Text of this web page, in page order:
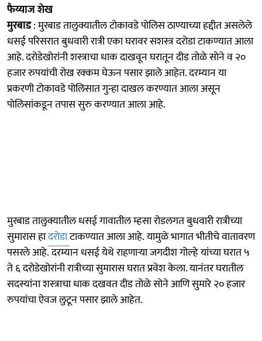
फैय्याज शेख
मुरबाड: मुरबाड तालुक्यातील टोकावडे पोलिस ठाण्याच्या हद्दीत असलेले
धसई परिसरात बुधवारी रात्री एका घरावर सशस्त्र दरोडा टाकण्यात आला
आहे. दरोडेखोरांनी शस्त्राचा धाक दाखवून घरातून दीड तोळे सोने व २०
हजार रुपयांची रोख रक्कम घेऊन पसार झाले आहेत. दरम्यान या
प्रकरणी टोकावडे पोलिसात गुन्हा दाखल करण्यात आला असून
पोलिसांकडून तपास सुरु करण्यात आला आहे.
मुरबाड तालुक्यातील धसई गावातील म्हसा रोडलगत बुधवारी रात्रीच्या
सुमारास हादरोडाटाकण्यात आला आहे. यामुळे भागात भीतीचे वातावरण
पसरले आहे. दरम्यान धसई येथे राहणाऱ्या जगदीश गोल्हे यांच्या घरात ५
ते ६ दरोडेखोरांनी रात्रीच्या सुमारास घरात प्रवेश केला. यानंतर घरातील
सदस्यांना शस्त्राचा धाक दखवत दीड तोळे सोने आणि सुमारे २० हजार
रुपयांचा ऐवज लुटून पसार झाले आहेत.